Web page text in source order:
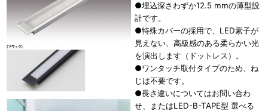
●埋込深さわずか12.5 mmの薄型設
計です。
●特殊カバーの採用で、LED素子が
見えない、高級感のある柔らかい光
を演出します（ドットレス）。
●ワンタッチ取付タイプのため、ね
じは不要です。
●長さ違いについてはお問い合わ
せ、またはLED-B-TAPE型 選べる